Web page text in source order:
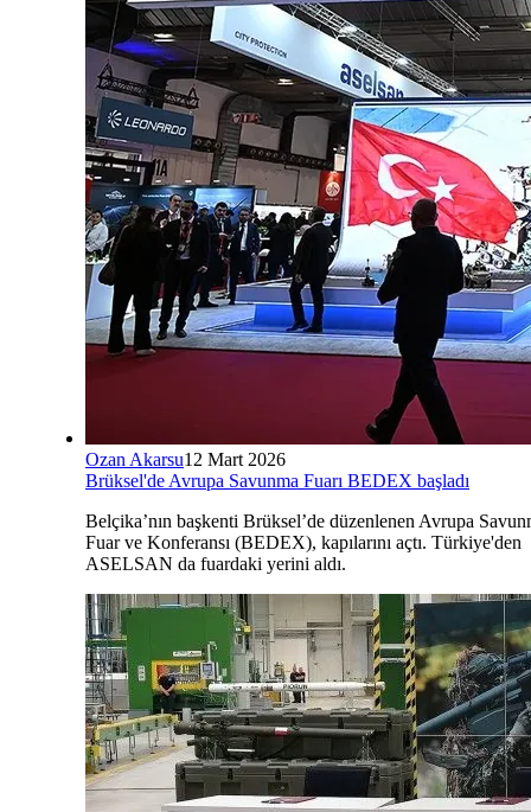
Ozan Akarsu12 Mart 2026
Brüksel'de Avrupa Savunma Fuarı BEDEX başladı
Belçika’nın başkenti Brüksel’de düzenlenen Avrupa
Fuar ve Konferansı (BEDEX), kapılarını açtı. Türkiye'den
ASELSAN da fuardaki yerini aldı.